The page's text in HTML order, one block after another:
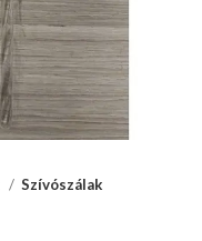
Szívószálak